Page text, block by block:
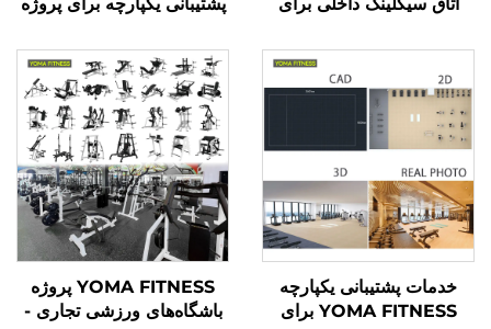
پشتیبانی یکپارچه
خدمات پشتیبانی یکپارچه
YOMA FITNESS برای
YOMA FITNESS پروژه
باشگاه‌های ورزشی تجاری -